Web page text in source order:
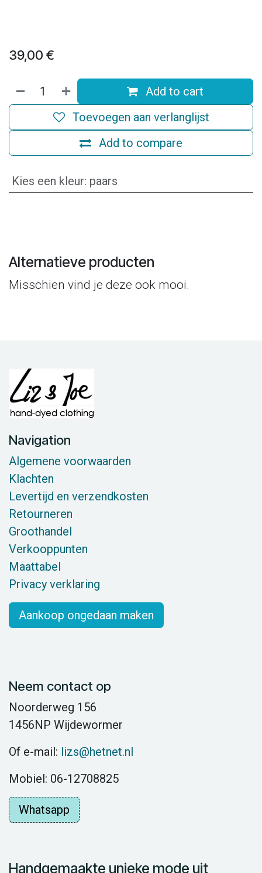
39,00 €
Add to cart
Add to compare
Toevoegen aan verlanglijst
Kies een kleur: paars
Alternatieve producten
Misschien vind je deze ook mooi.
Navigation
Algemene voorwaarden
Klachten
Levertijd en verzendkosten
Retourneren
Groothandel
Verkooppunten
Maattabel
Privacy verklaring
Aankoop ongedaan maken
Neem contact op
Noorderweg 156
1456NP Wijdewormer
Of e-mail: lizs@hetnet.nl
Mobiel: 06-12708825
Whatsapp
Handgemaakte unieke mode uit